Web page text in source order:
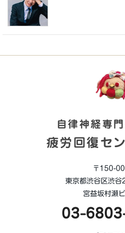
自律神経専
疲労回復セ
〒150-
東京都渋谷区渋
宮益坂村瀬
03-